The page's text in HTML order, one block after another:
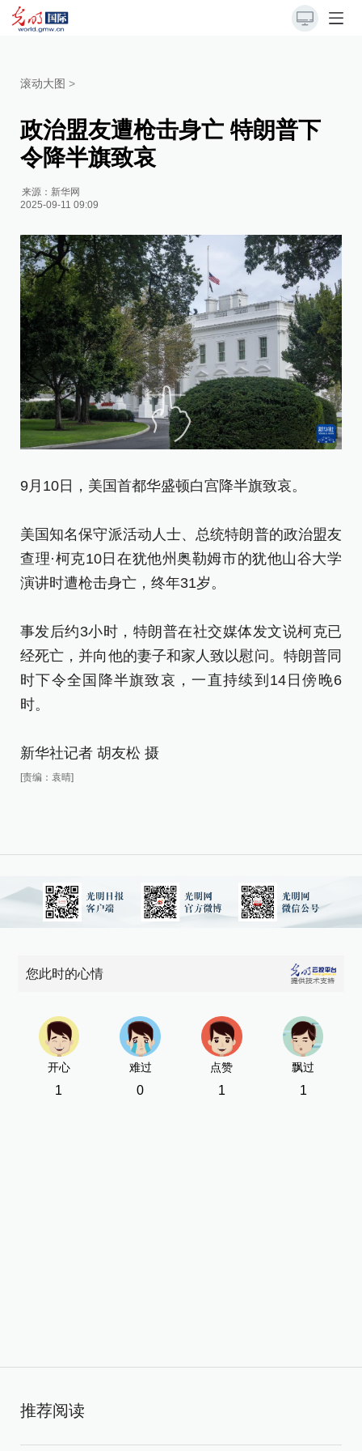
滚动大图 >
政治盟友遭枪击身亡 特朗普下
令降半旗致哀
来源： 新华网
2025-09-11 09:09
9月10日，美国首都华盛顿白宫降半旗致哀。
美国知名保守派活动人士、总统特朗普的政治盟友
查理·柯克10日在犹他州奥勒姆市的犹他山谷大学
演讲时遭枪击身亡，终年31岁。
事发后约3小时，特朗普在社交媒体发文说柯克已
经死亡，并向他的妻子和家人致以慰问。特朗普同
时下令全国降半旗致哀，一直持续到14日傍晚6
时。
新华社记者 胡友松 摄
[责编：袁晴]
您此时的心情
开心
1
难过
0
点赞
1
飘过
1
推荐阅读